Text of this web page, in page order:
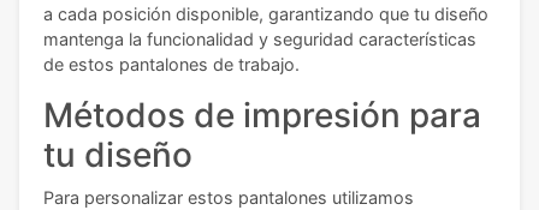
a cada posición disponible, garantizando que tu diseño
mantenga la funcionalidad y seguridad características
de estos pantalones de trabajo.
Métodos de impresión para
tu diseño
Para personalizar estos pantalones utilizamos